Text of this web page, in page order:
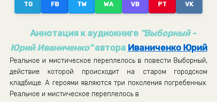
TG
FB TW WA VB PT VK
Аннотация к аудиокниге "Выборный -
Юрий Иваниченко"автора Иваниченко Юрий
Реальное и мистическое переплелось в повести Выборный,
действие которой происходит на старом городском
кладбище. А героями являются три поколения погребенных.
Реальное и мистическое переплелось в